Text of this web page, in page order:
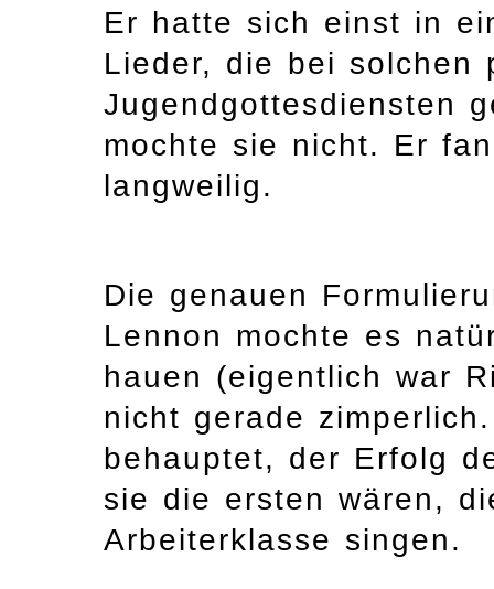
Er hatte sich einst in
Lieder, die bei solchen
Jugendgottesdiensten
mochte sie nicht. Er
langweilig.
Die genauen
Lennon mochte es
hauen (eigentlich war
nicht gerade
behauptet, der Erfolg
sie die ersten wären,
Arbeiterklasse singen.